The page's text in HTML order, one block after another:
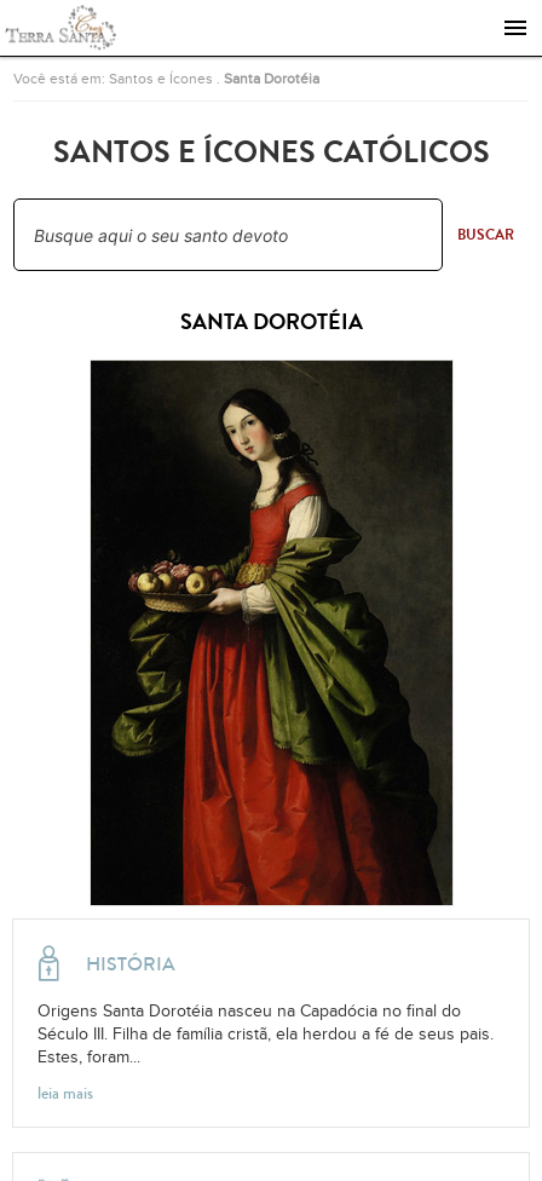
Ir para a página inicial
Você está em:Santos e Ícones .Santa Dorotéia
SANTOS E ÍCONES CATÓLICOS
BUSCAR
SANTA DOROTÉIA
HISTÓRIA
Origens Santa Dorotéia nasceu na Capadócia no final do
Século III. Filha de família cristã, ela herdou a fé de seus pais.
Estes, foram...
leia mais